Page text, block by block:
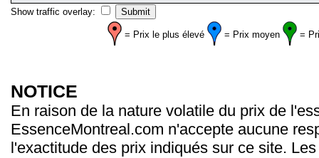
Show traffic overlay:
= Prix le plus élevé = Prix moyen =
NOTICE
En raison de la nature volatile du prix de
EssenceMontreal.com n'accepte aucune
l'exactitude des prix indiqués sur ce site.